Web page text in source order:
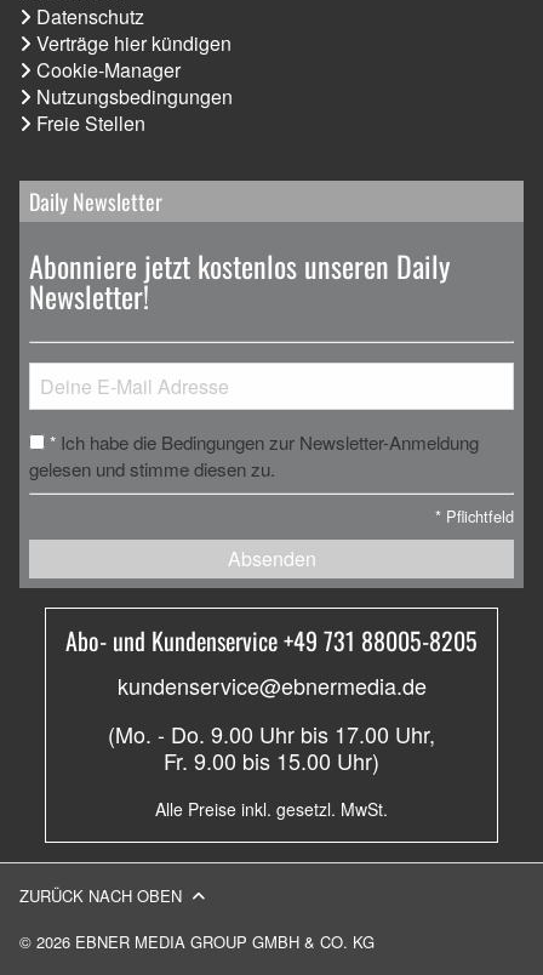
Datenschutz
Verträge hier kündigen
Cookie-Manager
Nutzungsbedingungen
Freie Stellen
Daily Newsletter
Abonniere jetzt kostenlos unseren Daily
Newsletter!
* Ich habe die Bedingungen zur Newsletter-Anmeldung
gelesen und stimme diesen zu.
* Pflichtfeld
Absenden
Abo- und Kundenservice +49 731 88005-8205
kundenservice@ebnermedia.de
(Mo. - Do. 9.00 Uhr bis 17.00 Uhr,
Fr. 9.00 bis 15.00 Uhr)
Alle Preise inkl. gesetzl. MwSt.
© 2026 EBNER MEDIA GROUP GMBH & CO. KG
ZURÜCK NACH OBEN